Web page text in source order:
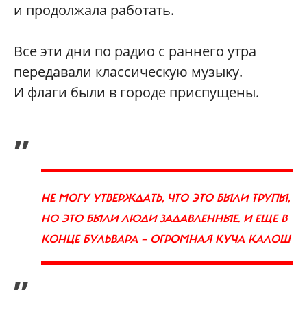
и продолжала работать.
Все эти дни по радио с раннего утра
передавали классическую музыку.
И флаги были в городе приспущены.
„
НЕ МОГУ УТВЕРЖДАТЬ, ЧТО ЭТО БЫЛИ ТРУПЫ,
НО ЭТО БЫЛИ ЛЮДИ ЗАДАВЛЕННЫЕ. И ЕЩЕ В
КОНЦЕ БУЛЬВАРА — ОГРОМНАЯ КУЧА КАЛОШ
”